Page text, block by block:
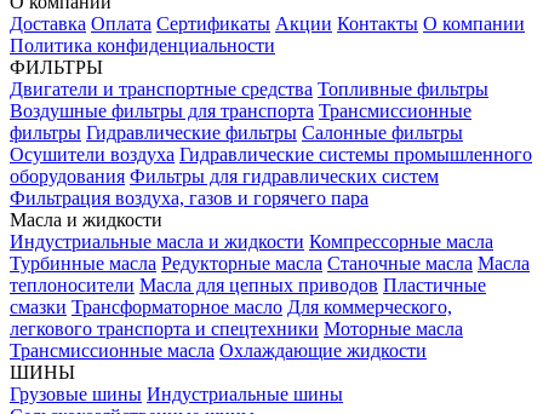
Доставка Оплата Сертификаты Акции Контакты О компании
Политика конфиденциальности
ФИЛЬТРЫ
Двигатели и транспортные средства Топливные фильтры
Воздушные фильтры для транспорта Трансмиссионные
фильтры Гидравлические фильтры Салонные фильтры
Осушители воздуха Гидравлические системы промышленного
оборудования Фильтры для гидравлических систем
Фильтрация воздуха, газов и горячего пара
Масла и жидкости
Индустриальные масла и жидкости Компрессорные масла
Турбинные масла Редукторные масла Станочные масла Масла
теплоносители Масла для цепных приводов Пластичные
смазки Трансформаторное масло Для коммерческого,
легкового транспорта и спецтехники Моторные масла
Трансмиссионные масла Охлаждающие жидкости
ШИНЫ
Грузовые шины Индустриальные шины